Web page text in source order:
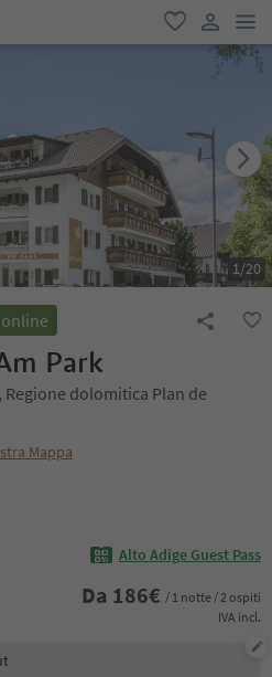
favoriti
user link
1/20
Park
dolomitica Plan de
Mappa
Alto Adige Guest Pass
Da 186€ / 1 notte / 2 ospiti
IVA incl.